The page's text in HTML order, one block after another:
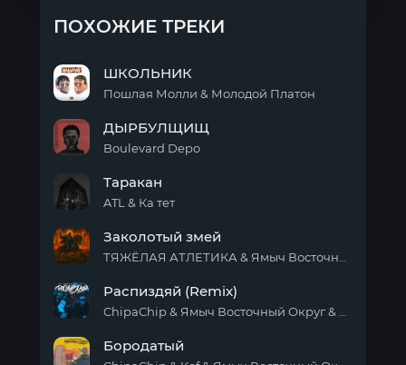
ПОХОЖИЕ ТРЕКИ
ШКОЛЬНИК
Пошлая Молли & Молодой Платон
ДЫРБУЛЩИЩ
Boulevard Depo
Таракан
ATL & Ка тет
змей
Заколотый змей
(Remix)
Распиздяй (Remix)
Бородатый